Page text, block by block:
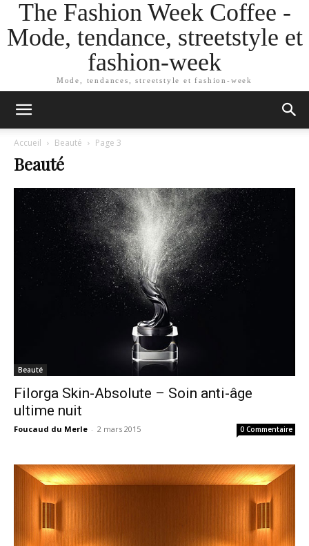
The Fashion Week Coffee -
Mode, tendance, streetstyle et
fashion-week
Mode, tendances, streetstyle et fashion-week
Accueil Beauté Page 3
Beauté
Beauté
Filorga Skin-Absolute – Soin anti-âge
ultime nuit
Foucaud du Merle - 2 mars 2015 0 Commentaire